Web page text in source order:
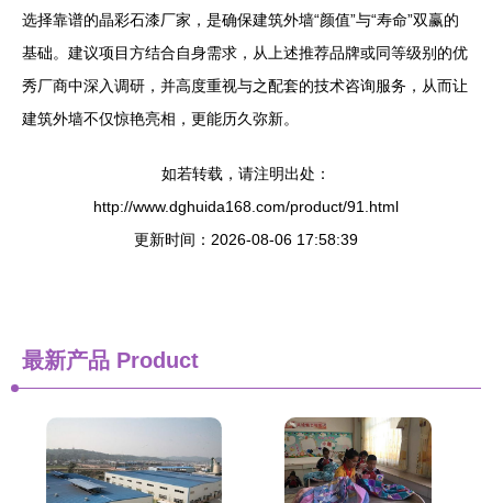
选择靠谱的晶彩石漆厂家，是确保建筑外墙“颜值”与“寿命”双赢的
基础。建议项目方结合自身需求，从上述推荐品牌或同等级别的优
秀厂商中深入调研，并高度重视与之配套的技术咨询服务，从而让
建筑外墙不仅惊艳亮相，更能历久弥新。
如若转载，请注明出处：
http://www.dghuida168.com/product/91.html
更新时间：2026-08-06 17:58:39
最新产品 Product